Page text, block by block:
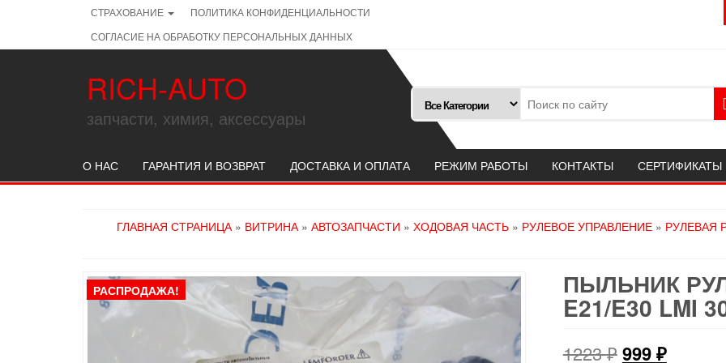
СТРАХОВАНИЕ
ПОЛИТИКА КОНФИДЕНЦИАЛЬНОСТИ
СОГЛАСИЕ НА ОБРАБОТКУ ПЕРСОНАЛЬНЫХ ДАННЫХ
RICH-AUTO
запчасти, химия, аксессуары
О НАС ГАРАНТИЯ И ВОЗВРАТ ДОСТАВКА И ОПЛАТА РЕЖИМ РАБОТЫ КОНТАКТЫ СЕРТИФИКАТЫ
ГЛАВНАЯ СТРАНИЦА» ВИТРИНА» АВТОЗАПЧАСТИ » ХОДОВАЯ ЧАСТЬ » РУЛЕВОЕ УПРАВЛЕНИЕ » РУЛЕВАЯ
РАСПРОДАЖА! ПЫЛЬНИК
E21/E30 LMI
1223₽999₽